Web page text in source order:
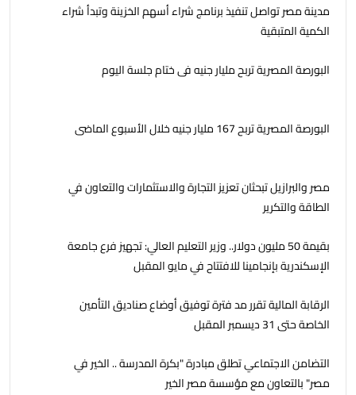
مدينة مصر تواصل تنفيذ برنامج شراء أسهم الخزينة وتبدأ شراء
الكمية المتبقية
البورصة المصرية تربح مليار جنيه فى ختام جلسة اليوم
البورصة المصرية تربح 167 مليار جنيه خلال الأسبوع الماضى
مصر والبرازيل تبحثان تعزيز التجارة والاستثمارات والتعاون في
الطاقة والتكرير
بقيمة 50 مليون دولار.. وزير التعليم العالي: تجهيز فرع جامعة
الإسكندرية بإنجامينا للافتتاح في مايو المقبل
الرقابة المالية تقرر مد فترة توفيق أوضاع صناديق التأمين
الخاصة حتى 31 ديسمبر المقبل
التضامن الاجتماعي تطلق مبادرة "بكرة المدرسة .. الخير في
مصر" بالتعاون مع مؤسسة مصر الخير